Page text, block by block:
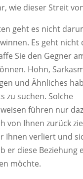
wie dieser Streit
geht es nicht
Es geht
Sie den Gegner
Hohn,
und Ähnliches
zu suchen. Solche
führen nur
von Ihnen zurück
Ihnen verliert und
er diese Beziehung
möchte.